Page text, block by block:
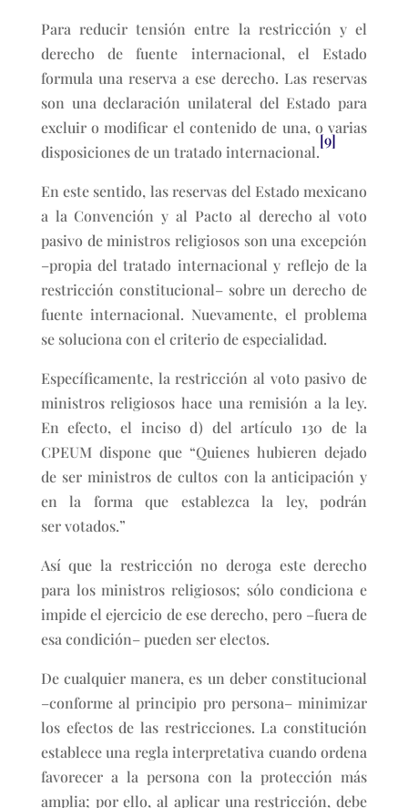
Para reducir tensión entre la restricción y el
derecho de fuente internacional, el Estado
formula una reserva a ese derecho. Las reservas
son una declaración unilateral del Estado para
excluir o modificar el contenido de una, o varias
disposiciones de un tratado internacional.
[9]
En este sentido, las reservas del Estado mexicano
a la Convención y al Pacto al derecho al voto
pasivo de ministros religiosos son una excepción
–propia del tratado internacional y reflejo de la
restricción constitucional– sobre un derecho de
fuente internacional. Nuevamente, el problema
se soluciona con el criterio de especialidad.
Específicamente, la restricción al voto pasivo de
ministros religiosos hace una remisión a la ley.
En efecto, el inciso d) del artículo 130 de la
CPEUM dispone que “Quienes hubieren dejado
de ser ministros de cultos con la anticipación y
en la forma que establezca la ley, podrán
ser votados.”
Así que la restricción no deroga este derecho
para los ministros religiosos; sólo condiciona e
impide el ejercicio de ese derecho, pero –fuera de
esa condición– pueden ser electos.
De cualquier manera, es un deber constitucional
–conforme al principio pro persona– minimizar
los efectos de las restricciones. La constitución
establece una regla interpretativa cuando ordena
favorecer a la persona con la protección más
amplia; por ello, al aplicar una restricción, debe